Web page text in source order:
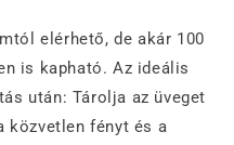
elérhető, de akár 100
is kapható. Az ideális
után: Tárolja az üveget
közvetlen fényt és a